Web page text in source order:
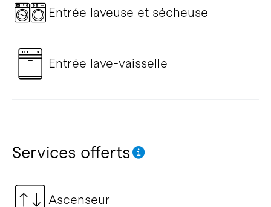
Entrée laveuse et sécheuse
Entrée lave-vaisselle
Services offerts
Ascenseur